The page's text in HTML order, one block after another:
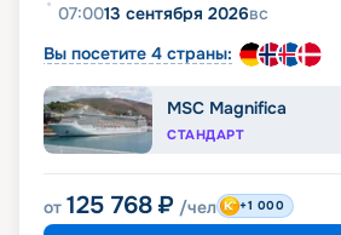
07:0013 сентября 2026вс
Вы посетите 4 страны:
MSC Magnifica
СТАНДАРТ
от 125 768 ₽ /чел +1 000